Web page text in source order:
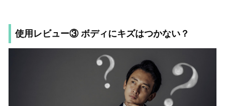
使用レビュー③ ボディにキズはつかない？